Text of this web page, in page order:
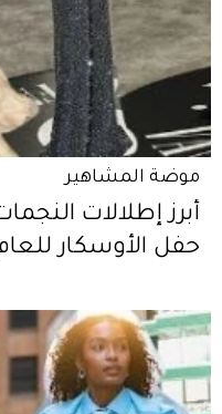
موضة المشاهير
أبرز إطلالات
حفل الأوسكار للعام